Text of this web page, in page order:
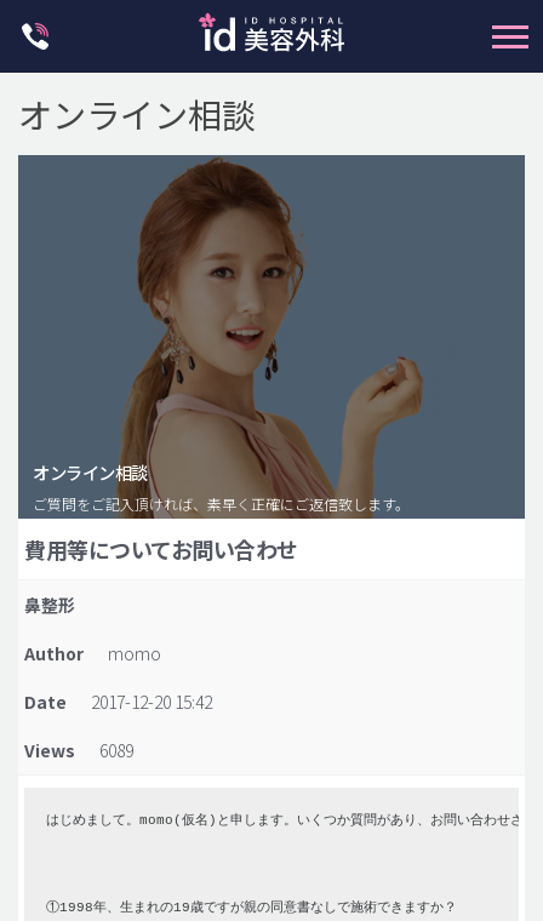
脂肪注入(アンチエイジング)
豊胸手術・バストアップ
プチ整形
idリアルストーリー
idニュース
病院紹介
料金一覧
オンライン相談
オンライン相談
ご質問をご記入頂ければ、素早く正確にご返信致します。
費用等についてお問い合わせ
鼻整形
Author
momo
Date
2017-12-20 15:42
Views
6089
はじめまして。momo(仮名)と申します。いくつか質問があり、お問い合わせさせ
①1998年、生まれの19歳ですが親の同意書なしで施術できますか？